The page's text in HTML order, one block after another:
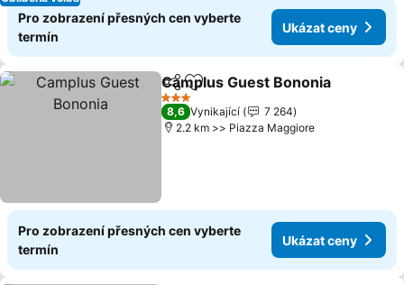
Pro zobrazení přesných cen vyberte
termín
Ukázat ceny
SdíletPřidat na seznam oblíbených
Camplus Guest Bononia
3 Počet hvězdiček
8,6 Vynikající
7 264
2.2 km >> Piazza Maggiore
Pro zobrazení přesných cen vyberte
termín
Ukázat ceny